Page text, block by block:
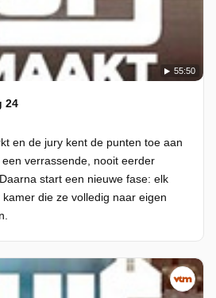
55:50
24
en de jury kent de punten toe aan
verrassende, nooit eerder
start een nieuwe fase: elk
die ze volledig naar eigen